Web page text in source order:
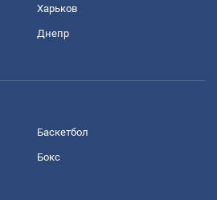
Харьков
Днепр
Баскетбол
Бокс